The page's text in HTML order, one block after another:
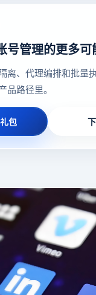
号管理的更多可
离、代理编排和批量
品路径里。
包